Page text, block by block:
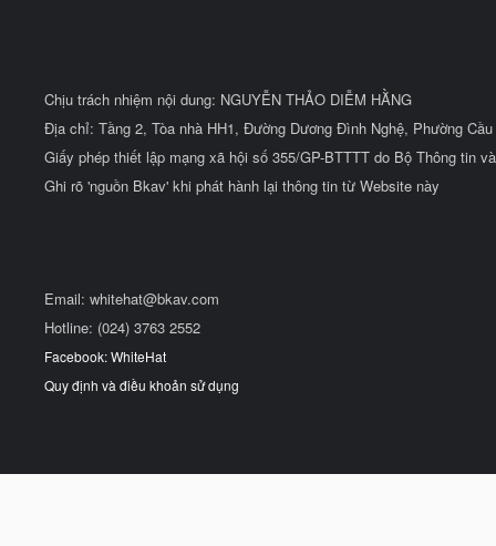
Chịu trách nhiệm nội dung: NGUYỄN THẢO DIỄM HẰNG
Địa chỉ: Tầng 2, Tòa nhà HH1, Đường Dương Đình Nghệ, Phường
Giấy phép thiết lập mạng xã hội số 355/GP-BTTTT do Bộ Thông tin
Ghi rõ 'nguồn Bkav' khi phát hành lại thông tin từ Website này
Email: whitehat@bkav.com
Hotline: (024) 3763 2552
Facebook: WhiteHat
Quy định và điều khoản sử dụng